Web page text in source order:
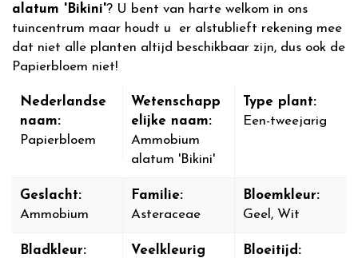
alatum 'Bikini'? U bent van harte welkom in ons
tuincentrum maar houdt u er alstublieft rekening mee
dat niet alle planten altijd beschikbaar zijn, dus ook de
Papierbloem niet!
Nederlandse
naam:
Papierbloem
Wetenschapp
elijke naam:
Ammobium
alatum 'Bikini'
Type plant:
Een-tweejarig
Geslacht:
Ammobium
Familie:
Asteraceae
Bloemkleur:
Geel, Wit
Bladkleur:
Veelkleurig
Bloeitijd: